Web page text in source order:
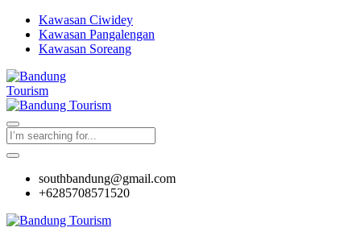
Kawasan Ciwidey
Kawasan Pangalengan
Kawasan Soreang
southbandung@gmail.com
+6285708571520